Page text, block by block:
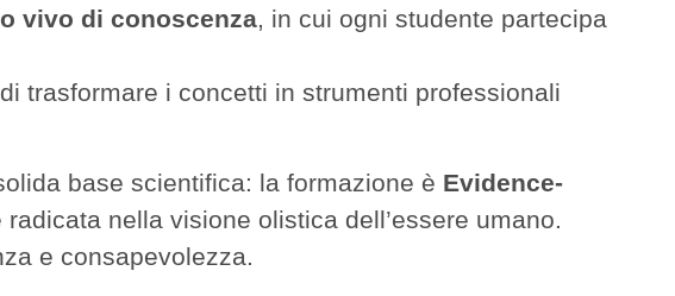
vivo di conoscenza, in cui ogni studente partecipa
trasformare i concetti in strumenti professionali
base scientifica: la formazione è Evidence-
nella visione olistica dell’essere umano.
e consapevolezza.